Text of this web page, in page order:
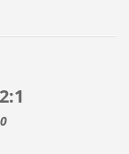
2:1